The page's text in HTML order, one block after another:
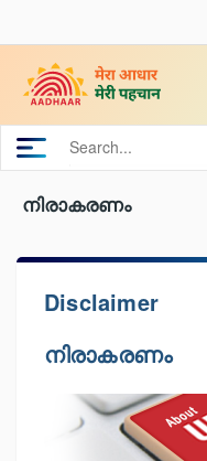
നിരാകരണം
Disclaimer
നിരാകരണം